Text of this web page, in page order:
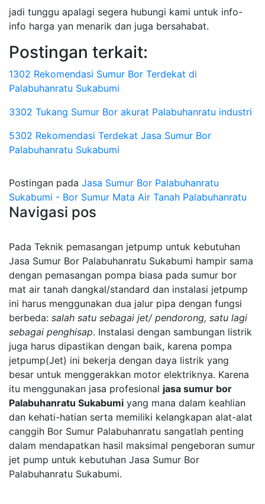
jadi tunggu apalagi segera hubungi kami untuk info-
info harga yan menarik dan juga bersahabat.
Postingan terkait:
1302 Rekomendasi Sumur Bor Terdekat di
Palabuhanratu Sukabumi
3302 Tukang Sumur Bor akurat Palabuhanratu industri
5302 Rekomendasi Terdekat Jasa Sumur Bor
Palabuhanratu Sukabumi
Postingan pada Jasa Sumur Bor Palabuhanratu
Sukabumi - Bor Sumur Mata Air Tanah Palabuhanratu
Navigasi pos
Pada Teknik pemasangan jetpump untuk kebutuhan
Jasa Sumur Bor Palabuhanratu Sukabumi hampir sama
dengan pemasangan pompa biasa pada sumur bor
mat air tanah dangkal/standard dan instalasi jetpump
ini harus menggunakan dua jalur pipa dengan fungsi
berbeda: salah satu sebagai jet/ pendorong, satu lagi
sebagai penghisap. Instalasi dengan sambungan listrik
juga harus dipastikan dengan baik, karena pompa
jetpump(Jet) ini bekerja dengan daya listrik yang
besar untuk menggerakkan motor elektriknya. Karena
itu menggunakan jasa profesional jasa sumur bor
Palabuhanratu Sukabumi yang mana dalam keahlian
dan kehati-hatian serta memiliki kelangkapan alat-alat
canggih Bor Sumur Palabuhanratu sangatlah penting
dalam mendapatkan hasil maksimal pengeboran sumur
jet pump untuk kebutuhan Jasa Sumur Bor
Palabuhanratu Sukabumi.